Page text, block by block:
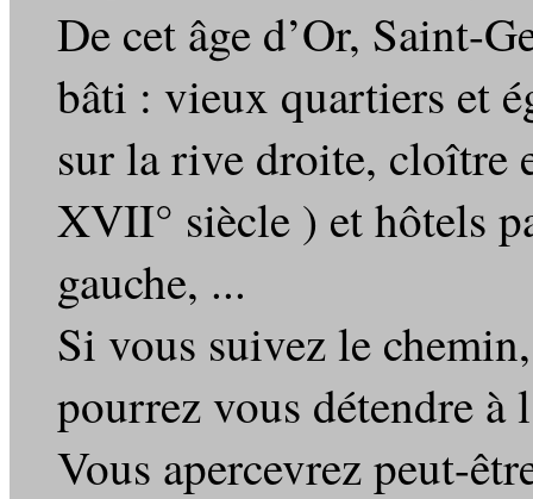
De cet âge d’Or, Saint-
bâti : vieux quartiers et
sur la rive droite, cloître
XVII° siècle ) et hôtels
gauche, ...
Si vous suivez le
pourrez vous détendre à
Vous apercevrez peut-